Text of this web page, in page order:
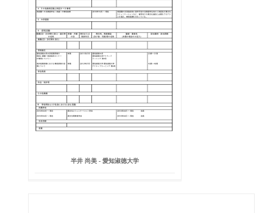
半井 尚美 - 愛知淑徳大学